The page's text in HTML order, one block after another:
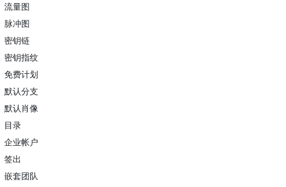
流量图
脉冲图
密钥链
密钥指纹
免费计划
默认分支
默认肖像
目录
企业帐户
签出
嵌套团队